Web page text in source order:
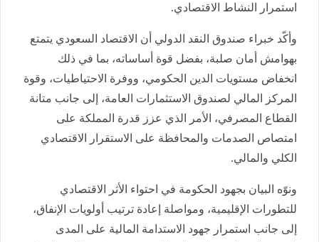
استمرار النشاط الاقتصادي.
وأكّد خبراء صندوق النقد الدولي أن الاقتصاد السعودي يتمتع
بهوامش أمان صلبة، بفضل قوة أساساته، بما في ذلك
انخفاض مستويات الدين الحكومي، ووفرة الاحتياطيات، وقوة
المركز المالي لصندوق الاستثمارات العامة، إلى جانب متانة
القطاع المصرفي، الأمر الذي عزز قدرة المملكة على
امتصاص الصدمات والمحافظة على الاستقرار الاقتصادي
الكلي والمالي.
ونوّه البيان بجهود الحكومة في احتواء الأثر الاقتصادي
للتطورات الإقليمية، ومواصلة إعادة ترتيب أولويات الإنفاق،
إلى جانب استمرار جهود الاستدامة المالية على المدى